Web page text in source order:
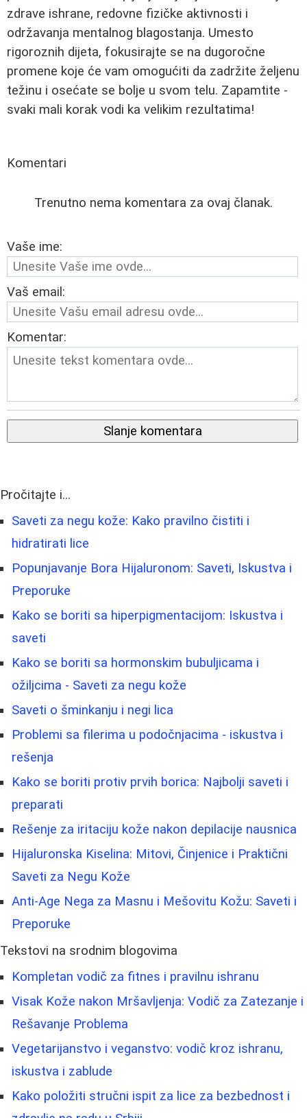
zdrave ishrane, redovne fizičke aktivnosti i
održavanja mentalnog blagostanja. Umesto
rigoroznih dijeta, fokusirajte se na dugoročne
promene koje će vam omogućiti da zadržite željenu
težinu i osećate se bolje u svom telu. Zapamtite -
svaki mali korak vodi ka velikim rezultatima!
Komentari
Trenutno nema komentara za ovaj članak.
Vaše ime:
Vaš email:
Komentar:
Slanje komentara
Pročitajte i...
Saveti za negu kože: Kako pravilno čistiti i
hidratirati lice
Popunjavanje Bora Hijaluronom: Saveti, Iskustva i
Preporuke
Kako se boriti sa hiperpigmentacijom: Iskustva i
saveti
Kako se boriti sa hormonskim bubuljicama i
ožiljcima - Saveti za negu kože
Saveti o šminkanju i negi lica
Problemi sa filerima u podočnjacima - iskustva i
rešenja
Kako se boriti protiv prvih borica: Najbolji saveti i
preparati
Rešenje za iritaciju kože nakon depilacije nausnica
Hijaluronska Kiselina: Mitovi, Činjenice i Praktični
Saveti za Negu Kože
Anti-Age Nega za Masnu i Mešovitu Kožu: Saveti i
Preporuke
Tekstovi na srodnim blogovima
Kompletan vodič za fitnes i pravilnu ishranu
Visak Kože nakon Mršavljenja: Vodič za Zatezanje i
Rešavanje Problema
Vegetarijanstvo i veganstvo: vodič kroz ishranu,
iskustva i zablude
Kako položiti stručni ispit za lice za bezbednost i